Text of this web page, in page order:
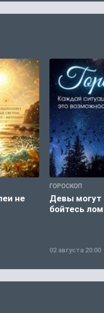
не
ГОРОСКОП
Девы могут
бойтесь
02 августа 20:00